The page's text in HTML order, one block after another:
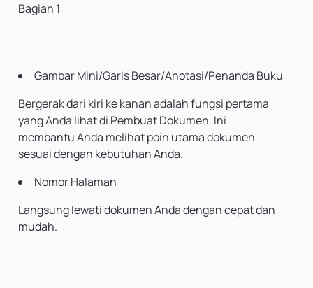
Bagian 1
Gambar Mini/Garis Besar/Anotasi/Penanda Buku
Bergerak dari kiri ke kanan adalah fungsi pertama
yang Anda lihat di Pembuat Dokumen. Ini
membantu Anda melihat poin utama dokumen
sesuai dengan kebutuhan Anda.
Nomor Halaman
Langsung lewati dokumen Anda dengan cepat dan
mudah.